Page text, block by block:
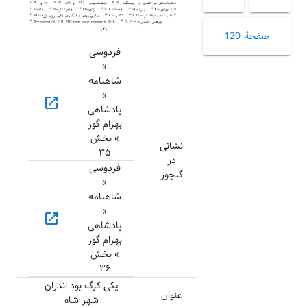
صفحهٔ 120
نشانی
در
گنجور
فردوسی
»
شاهنامه
»
پادشاهی
بهرام گور
» بخش
۳۵
open_in_new
فردوسی
»
شاهنامه
»
پادشاهی
بهرام گور
» بخش
۳۶
open_in_new
عنوان
یکی کرگ بود اندران
شهر شاه